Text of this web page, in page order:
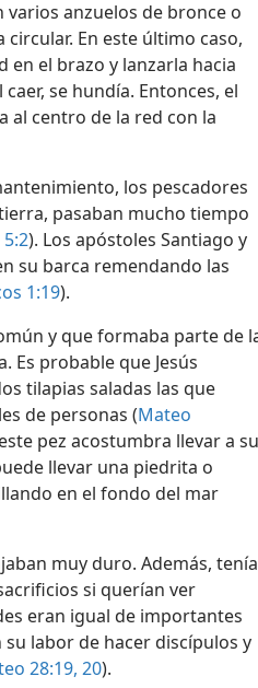
varios anzuelos de bronce o
En este último caso,
en el brazo y lanzarla hacia
se hundía. Entonces, el
centro de la red con la
los pescadores
pasaban mucho tiempo
). Los apóstoles Santiago y
su barca remendando las
1:19
y que formaba parte de la
Es probable que Jesús
tilapias saladas las que
de personas (Mateo
pez acostumbra llevar a sus
llevar una piedrita o
en el fondo del mar
muy duro. Además, tenían
si querían ver
eran igual de importantes
labor de hacer discípulos y